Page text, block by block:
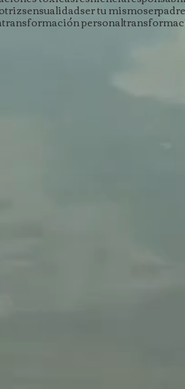
sensualidadser tu mismoserpadre
transformación personal